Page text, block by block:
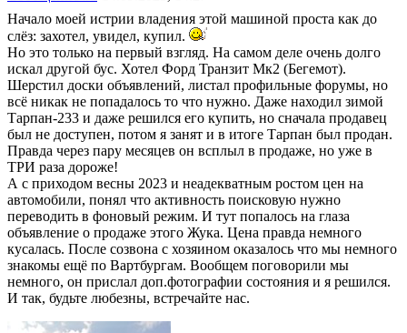
Начало моей истрии владения этой машиной проста как до
слёз: захотел, увидел, купил.
Но это только на первый взгляд. На самом деле очень долго
искал другой бус. Хотел Форд Транзит Мк2 (Бегемот).
Шерстил доски объявлений, листал профильные форумы, но
всё никак не попадалось то что нужно. Даже находил зимой
Тарпан-233 и даже решился его купить, но сначала продавец
был не доступен, потом я занят и в итоге Тарпан был продан.
Правда через пару месяцев он всплыл в продаже, но уже в
ТРИ раза дороже!
А с приходом весны 2023 и неадекватным ростом цен на
автомобили, понял что активность поисковую нужно
переводить в фоновый режим. И тут попалось на глаза
объявление о продаже этого Жука. Цена правда немного
кусалась. После созвона с хозяином оказалось что мы немного
знакомы ещё по Вартбургам. Вообщем поговорили мы
немного, он прислал доп.фотографии состояния и я решился.
И так, будьте любезны, встречайте нас.